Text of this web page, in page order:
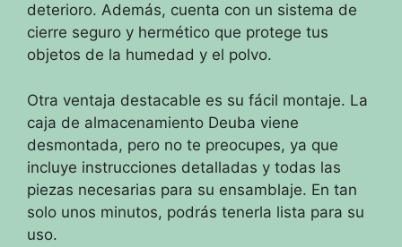
deterioro. Además, cuenta con un sistema de
cierre seguro y hermético que protege tus
objetos de la humedad y el polvo.
Otra ventaja destacable es su fácil montaje. La
caja de almacenamiento Deuba viene
desmontada, pero no te preocupes, ya que
incluye instrucciones detalladas y todas las
piezas necesarias para su ensamblaje. En tan
solo unos minutos, podrás tenerla lista para su
uso.